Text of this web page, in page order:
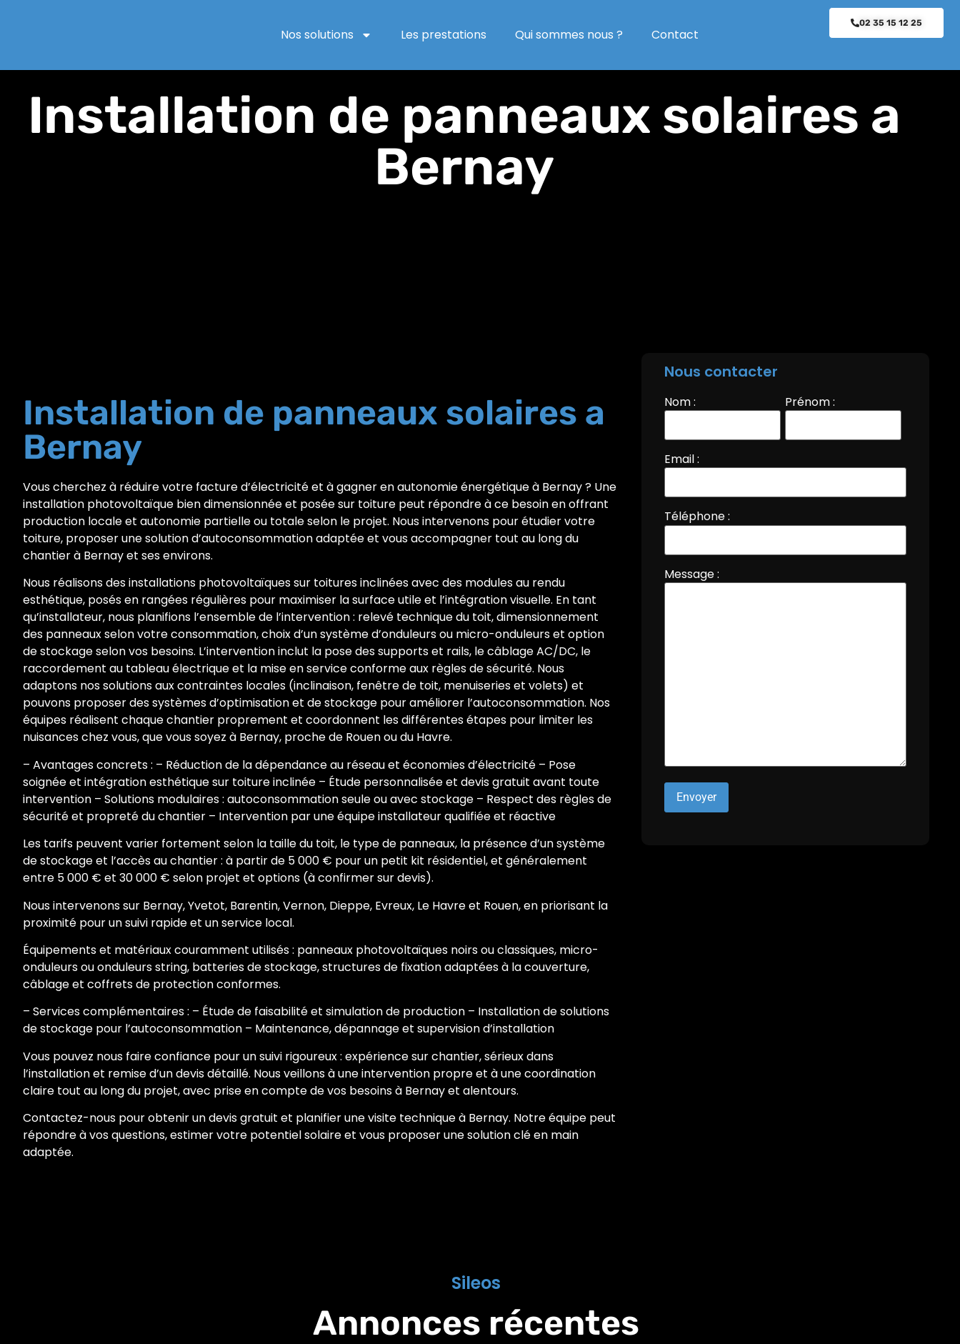
Nos solutions Les prestations Qui sommes nous ? Contact
02 35 15 12 25
Installation de panneaux solaires a
Bernay
Installation de panneaux solaires a
Bernay
Vous cherchez à réduire votre facture d’électricité et à gagner en autonomie énergétique à Bernay ? Une
installation photovoltaïque bien dimensionnée et posée sur toiture peut répondre à ce besoin en offrant
production locale et autonomie partielle ou totale selon le projet. Nous intervenons pour étudier votre
toiture, proposer une solution d’autoconsommation adaptée et vous accompagner tout au long du
chantier à Bernay et ses environs.
Nous réalisons des installations photovoltaïques sur toitures inclinées avec des modules au rendu
esthétique, posés en rangées régulières pour maximiser la surface utile et l’intégration visuelle. En tant
qu’installateur, nous planifions l’ensemble de l’intervention : relevé technique du toit, dimensionnement
des panneaux selon votre consommation, choix d’un système d’onduleurs ou micro-onduleurs et option
de stockage selon vos besoins. L’intervention inclut la pose des supports et rails, le câblage AC/DC, le
raccordement au tableau électrique et la mise en service conforme aux règles de sécurité. Nous
adaptons nos solutions aux contraintes locales (inclinaison, fenêtre de toit, menuiseries et volets) et
pouvons proposer des systèmes d’optimisation et de stockage pour améliorer l’autoconsommation. Nos
équipes réalisent chaque chantier proprement et coordonnent les différentes étapes pour limiter les
nuisances chez vous, que vous soyez à Bernay, proche de Rouen ou du Havre.
– Avantages concrets : – Réduction de la dépendance au réseau et économies d’électricité – Pose
soignée et intégration esthétique sur toiture inclinée – Étude personnalisée et devis gratuit avant toute
intervention – Solutions modulaires : autoconsommation seule ou avec stockage – Respect des règles de
sécurité et propreté du chantier – Intervention par une équipe installateur qualifiée et réactive
Les tarifs peuvent varier fortement selon la taille du toit, le type de panneaux, la présence d’un système
de stockage et l’accès au chantier : à partir de 5 000 € pour un petit kit résidentiel, et généralement
entre 5 000 € et 30 000 € selon projet et options (à confirmer sur devis).
Nous intervenons sur Bernay, Yvetot, Barentin, Vernon, Dieppe, Evreux, Le Havre et Rouen, en priorisant la
proximité pour un suivi rapide et un service local.
Équipements et matériaux couramment utilisés : panneaux photovoltaïques noirs ou classiques, micro-
onduleurs ou onduleurs string, batteries de stockage, structures de fixation adaptées à la couverture,
câblage et coffrets de protection conformes.
– Services complémentaires : – Étude de faisabilité et simulation de production – Installation de solutions
de stockage pour l’autoconsommation – Maintenance, dépannage et supervision d’installation
Vous pouvez nous faire confiance pour un suivi rigoureux : expérience sur chantier, sérieux dans
l’installation et remise d’un devis détaillé. Nous veillons à une intervention propre et à une coordination
claire tout au long du projet, avec prise en compte de vos besoins à Bernay et alentours.
Contactez-nous pour obtenir un devis gratuit et planifier une visite technique à Bernay. Notre équipe peut
répondre à vos questions, estimer votre potentiel solaire et vous proposer une solution clé en main
adaptée.
Nous contacter
Nom : Prénom :
Email :
Téléphone :
Message :
Sileos
Annonces récentes